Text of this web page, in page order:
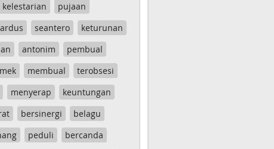
kelestarian
pujaan
seantero
keturunan
antonim
pembual
membual
terobsesi
menyerap
keuntungan
bersinergi
belagu
peduli
bercanda